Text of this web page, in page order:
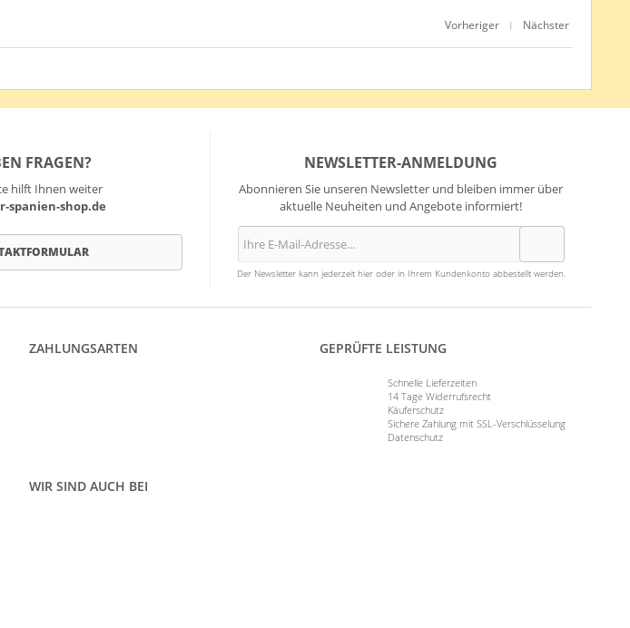
Vorheriger | Nächster
FRAGEN?
hilft Ihnen weiter
spanien-shop.de
NEWSLETTER-ANMELDUNG
Abonnieren Sie unseren Newsletter und bleiben immer über
aktuelle Neuheiten und Angebote informiert!
Der Newsletter kann jederzeit hier oder in Ihrem Kundenkonto abbestellt werden.
ZAHLUNGSARTEN
WIR SIND AUCH BEI
GEPRÜFTE LEISTUNG
Schnelle Lieferzeiten
14 Tage Widerrufsrecht
Käuferschutz
Sichere Zahlung mit SSL-Verschlüsselung
Datenschutz